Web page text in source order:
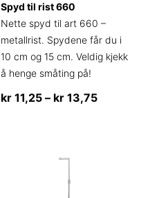
Spyd til rist 660
Nette spyd til art 660 –
metallrist. Spydene får du i
10 cm og 15 cm. Veldig kjekk
å henge småting på!
kr11,25 – kr13,75